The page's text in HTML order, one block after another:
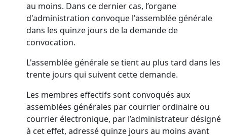
au moins. Dans ce dernier cas, l’organe
d'administration convoque l'assemblée générale
dans les quinze jours de la demande de
convocation.
L'assemblée générale se tient au plus tard dans les
trente jours qui suivent cette demande.
Les membres effectifs sont convoqués aux
assemblées générales par courrier ordinaire ou
courrier électronique, par l’administrateur désigné
à cet effet, adressé quinze jours au moins avant